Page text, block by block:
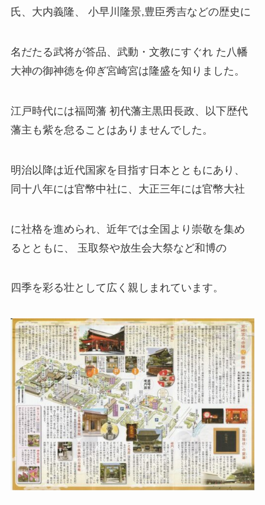
氏、大内義隆、 小早川隆景,豊臣秀吉などの歴史に
名だたる武将が答品、武動・文教にすぐれ た八幡
大神の御神徳を仰ぎ宮崎宮は隆盛を知りました。
江戸時代には福岡藩 初代藩主黒田長政、以下歴代
藩主も紫を怠ることはありませんでした。
明治以降は近代国家を目指す日本とともにあり、
同十八年には官幣中社に、大正三年には官幣大社
に社格を進められ、近年では全国より崇敬を集め
るとともに、 玉取祭や放生会大祭など和博の
四季を彩る壮として広く親しまれています。